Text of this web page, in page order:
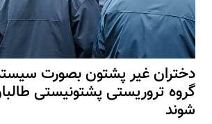
دختران غیر پشتون بصورت
گروه تروریستی پشتونیستی
شوند